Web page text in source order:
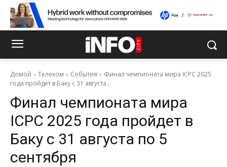
Домой Телеком События
Финал чемпионата мира ICPC 2025
года пройдет в Баку с 31 августа...
Финал чемпионата мира
ICPC 2025 года пройдет в
Баку с 31 августа по 5
сентября